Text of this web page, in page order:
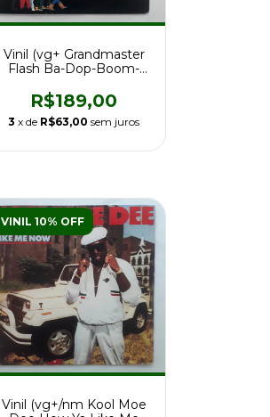
Vinil (vg+ Grandmaster
Flash Ba-Dop-Boom-
R$189,00
3 x de R$63,00 sem juros
VINIL 10% OFF
Vinil (vg+/nm Kool Moe